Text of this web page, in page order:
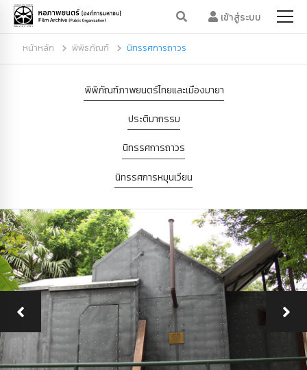
เข้าสู่ระบบ
หน้าหลัก พิพิธภัณฑ์ นิทรรศการถาวร
พิพิภัณฑ์ภาพยนตร์ไทยและเมืองมายา
ประติมากรรม
นิทรรศการถาวร
นิทรรศการหมุนเวียน